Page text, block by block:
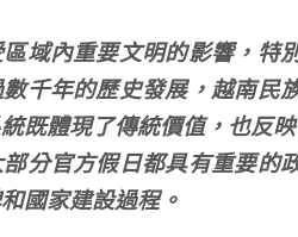
域內重要文明的影響，特
千年的歷史發展，越南民
既體現了傳統價值，也反
分官方假日都具有重要的
國家建設過程。